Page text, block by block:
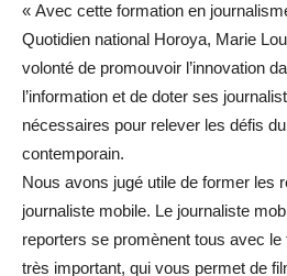
« Avec cette formation en
Quotidien national Horoya, Marie
volonté de promouvoir l’innovation
l’information et de doter ses
nécessaires pour relever les défis
contemporain.
Nous avons jugé utile de former les
journaliste mobile. Le journaliste
reporters se promènent tous avec le
très important, qui vous permet de